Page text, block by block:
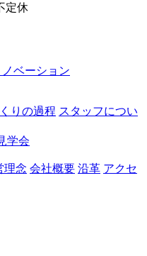
定休
ノベーション
りの過程 スタッフについ
学会
理念 会社概要 沿革 アクセ